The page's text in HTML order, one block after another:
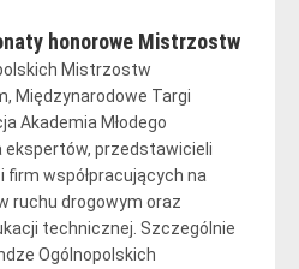
honorowe Mistrzostw
Mistrzostw
Międzynarodowe Targi
Akademia Młodego
ekspertów, przedstawicieli
firm współpracujących na
ruchu drogowym oraz
technicznej. Szczególnie
Ogólnopolskich